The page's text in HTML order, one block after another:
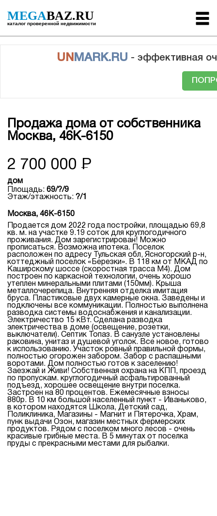
MEGABAZ.RU
каталог проверенной недвижимости
UN MARK.RU - эффективная
Продажа дома от собственника
Москва, 46К-6150
2 700 000 Р
дом
Площадь: 69/?/9
Этаж/этажность: ?/1
Москва, 46К-6150
Продается дом 2022 года постройки, площадью 69,8
кв. м. на участке 9.19 соток для круглогодичного
проживания. Дом зарегистрирован! Можно
прописаться. Возможна ипотека. Поселок
расположен по адресу Тульская обл, Ясногорский р-н,
коттеджный поселок «Березки». В 118 км от МКАД по
Каширскому шоссе (скоростная трасса М4). Дом
построен по каркасной технологии, очень хорошо
утеплен минеральными плитами (150мм). Крыша
металлочерепица. Внутренняя отделка имитация
бруса. Пластиковые двух камерные окна. Заведены и
подключены все коммуникации. Полностью выполнена
разводка системы водоснабжения и канализации.
Электричество 15 кВт. Сделана разводка
электричества в доме (освещение, розетки,
выключатели). Септик Топаз. В санузле установлены
раковина, унитаз и душевой уголок. Все новое, готово
к использованию. Участок ровный правильной формы,
полностью огорожен забором. Забор с распашными
воротами. Дом полностью готов к заселению!
Заезжай и Живи! Собственная охрана на КПП, проезд
по пропускам. круглогодичный асфальтированный
подъезд, хорошее освещение внутри поселка.
Застроен на 80 процентов. Ежемесячные взносы
880р. В 10 км большой населенный пункт - Иваньково,
в котором находятся Школа, Детский сад,
Поликлиника, Магазины - Магнит и Пятерочка, Храм,
пунк выдачи Озон, магазин местных фермерских
продуктов. Рядом с поселком много лесов - очень
красивые грибные места. В 5 минутах от поселка
пруды с прекрасными местами для рыбалки.